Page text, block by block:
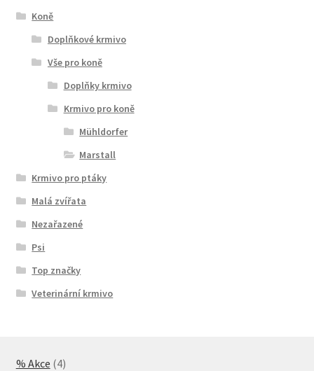
Koně
Doplňkové krmivo
Vše pro koně
Doplňky krmivo
Krmivo pro koně
Mühldorfer
Marstall
Krmivo pro ptáky
Malá zvířata
Nezařazené
Psi
Top značky
Veterinární krmivo
% Akce 44